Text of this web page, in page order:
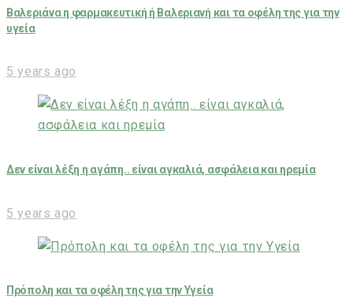
Βαλεριάνα η φαρμακευτική ή Βαλεριανή και τα οφέλη της για την
υγεία
5 years ago
Δεν είναι λέξη η αγάπη.. είναι αγκαλιά, ασφάλεια και ηρεμία
5 years ago
Πρόπολη και τα οφέλη της για την Υγεία